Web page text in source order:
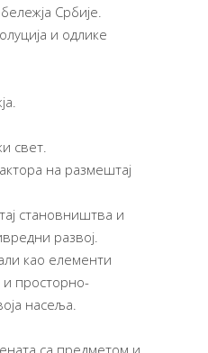
Србије.
и одлике
свет.
на размештај
становништва и
развој.
као елементи
и просторно-
насеља.